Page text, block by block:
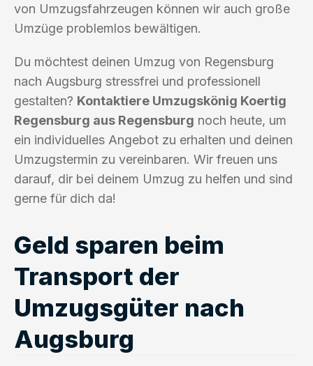
von Umzugsfahrzeugen können wir auch große
Umzüge problemlos bewältigen.
Du möchtest deinen Umzug von Regensburg
nach Augsburg stressfrei und professionell
gestalten? Kontaktiere Umzugskönig Koertig
Regensburg aus Regensburg noch heute, um
ein individuelles Angebot zu erhalten und deinen
Umzugstermin zu vereinbaren. Wir freuen uns
darauf, dir bei deinem Umzug zu helfen und sind
gerne für dich da!
Geld sparen beim
Transport der
Umzugsgüter nach
Augsburg